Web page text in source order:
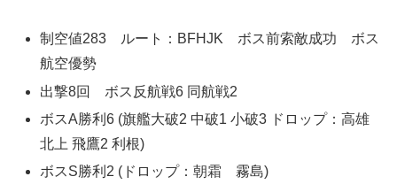
制空値283 ルート：BFHJK ボス前索敵成功 ボス
航空優勢
出撃8回 ボス反航戦6 同航戦2
ボスA勝利6 (旗艦大破2 中破1 小破3 ドロップ：高雄
北上 飛鷹2 利根)
ボスS勝利2 (ドロップ：朝霜 霧島)